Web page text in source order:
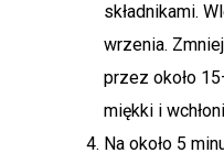
składnikami.
wrzenia.
przez około
miękki i
Na około 5